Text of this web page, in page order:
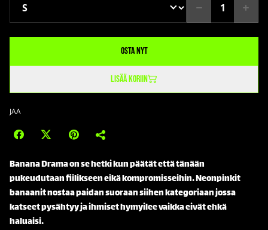
Osta nyt
Lisää koriin
JAA
Banana Drama on se hetki kun päätät että tänään
pukeudutaan fiilikseen eikä kompromisseihin. Neonpinkit
banaanit nostaa paidan suoraan siihen kategoriaan jossa
katseet pysähtyy ja ihmiset hymyilee vaikka eivät ehkä
haluaisi.